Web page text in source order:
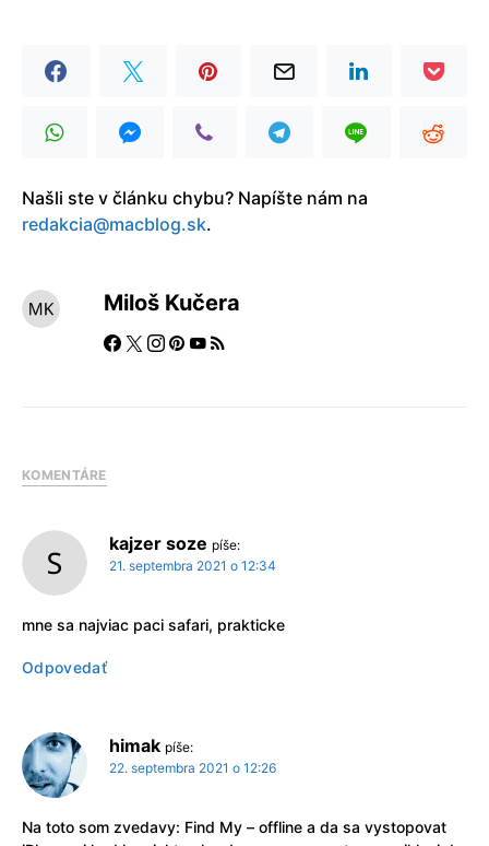
Našli ste v článku chybu? Napíšte nám na
redakcia@macblog.sk.
Miloš Kučera
KOMENTÁRE
kajzer soze píše:
21. septembra 2021 o 12:34
mne sa najviac paci safari, prakticke
Odpovedať
himak píše:
22. septembra 2021 o 12:26
Na toto som zvedavy: Find My – offline a da sa vystopovat